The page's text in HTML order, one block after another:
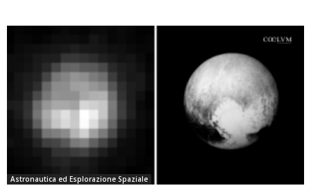
Astronautica ed Esplorazione Spaziale